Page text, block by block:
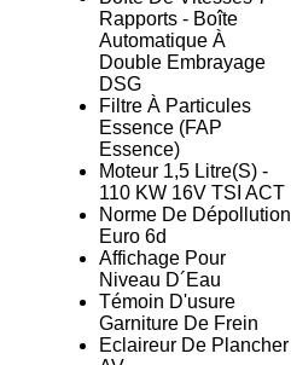
Rapports - Boîte
Automatique À
Double Embrayage
DSG
Filtre À Particules
Essence (FAP
Essence)
Moteur 1,5 Litre(S) -
110 KW 16V TSI ACT
Norme De Dépollution
Euro 6d
Affichage Pour
Niveau D´Eau
Témoin D'usure
Garniture De Frein
Eclaireur De Plancher